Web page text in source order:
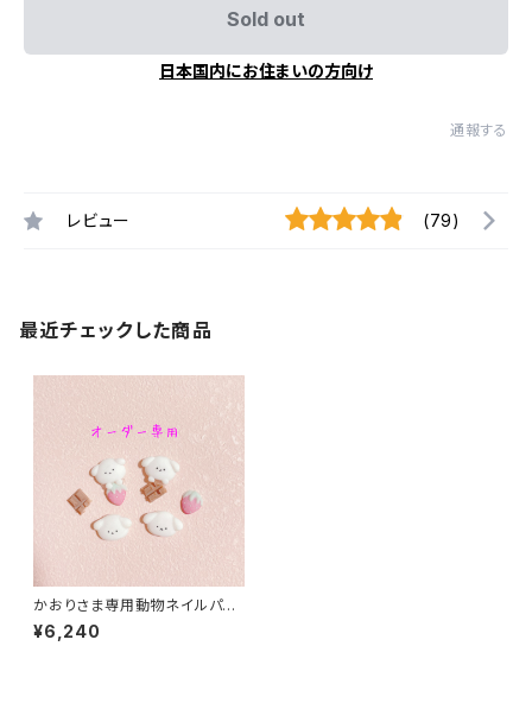
Sold out
日本国内にお住まいの方向け
通報する
レビュー (79)
最近チェックした商品
かおりさま専用動物ネイルパー
ツ
¥6,240